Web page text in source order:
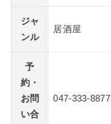
ジャ
ンル
居酒屋
予
約・
お問
い合
047-333-8877